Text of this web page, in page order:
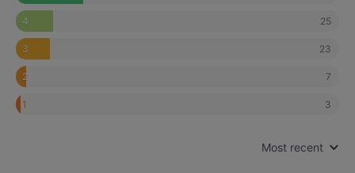
4 25
3 23
2 7
1 3
Most recent